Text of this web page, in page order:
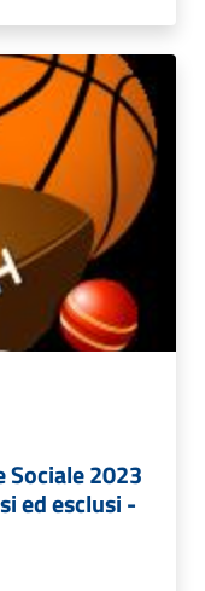
Sociale 2023
ed esclusi -